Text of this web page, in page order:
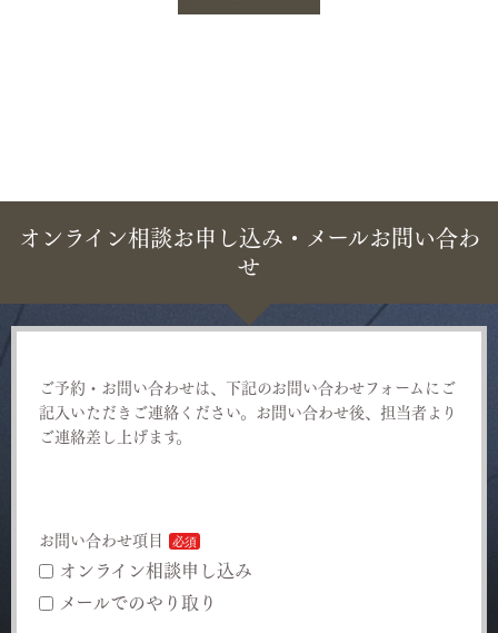
オンライン相談お申し込み・メールお問い合わ
せ
ご予約・お問い合わせは、下記のお問い合わせフォームにご
記入いただきご連絡ください。お問い合わせ後、担当者より
ご連絡差し上げます。
お問い合わせ項目
オンライン相談申し込み
メールでのやり取り